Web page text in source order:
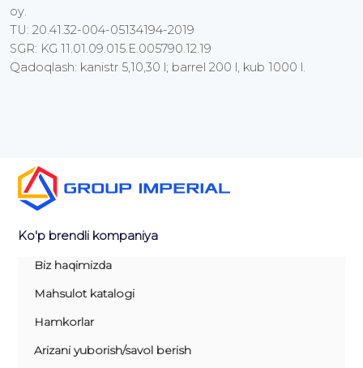
oy.
TU: 20.41.32-004-05134194-2019
SGR: KG 11.01.09.015.E.005790.12.19
Qadoqlash: kanistr 5,10,30 l; barrel 200 l, kub 1000 l.
Ko'p brendli kompaniya
Biz haqimizda
Mahsulot katalogi
Hamkorlar
Arizani yuborish/savol berish